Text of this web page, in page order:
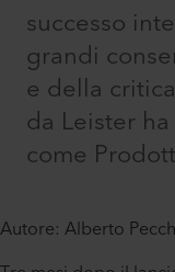
successo
grandi
e della
da Leister
come
Autore: Alberto